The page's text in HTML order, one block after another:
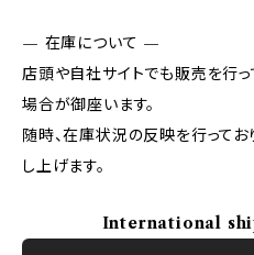
— 在庫について —
店頭や自社サイトでも販売を行
場合が御座います。
随時、在庫状況の反映を行ってお
し上げます。
International